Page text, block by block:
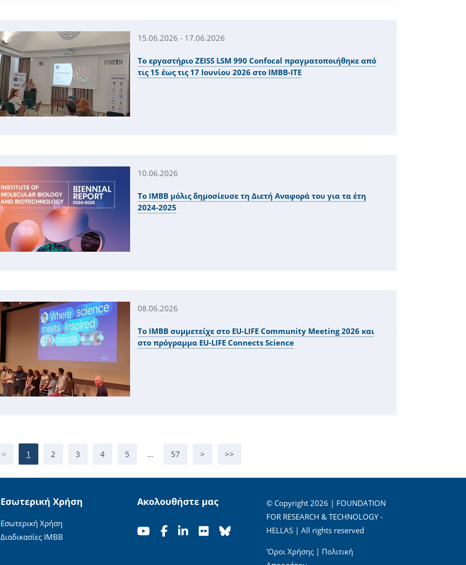
15.06.2026 - 17.06.2026
Το εργαστήριο ZEISS LSM 990 Confocal πραγματοποιήθηκε από
τις 15 έως τις 17 Ιουνίου 2026 στο IMBB-ITE
10.06.2026
Το IMBB μόλις δημοσίευσε τη Διετή Αναφορά του για τα έτη
2024-2025
08.06.2026
Το ΙΜΒΒ συμμετείχε στο EU-LIFE Community Meeting 2026 και
στο πρόγραμμα EU-LIFE Connects Science
< 1 2 3 4 5 … 57 > >>
Εσωτερική Χρήση
Εσωτερική Χρήση
Διαδικασίες ΙΜΒΒ
Ακολουθήστε μας
© Copyright 2026 | FOUNDATION
FOR RESEARCH & TECHNOLOGY -
HELLAS | All rights reserved
'Οροι Χρήσης| Πολιτική